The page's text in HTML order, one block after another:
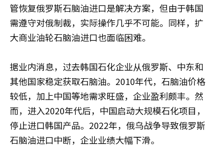
管恢复俄罗斯石脑油进口是解决方案，但由于韩国
需遵守对俄制裁，实际操作几乎不可能。同样，扩
大商业油轮石脑油进口也面临困难。
据业内消息，过去韩国石化企业从俄罗斯、中东和
其他国家稳定获取石脑油。2010年代，石脑油价格
较低，加上中国等地需求旺盛，企业盈利颇丰。然
而，进入2020年代后，中国启动大规模石化项目，
停止进口韩国产品。2022年，俄乌战争导致俄罗斯
石脑油进口中断，企业业绩大幅下滑。